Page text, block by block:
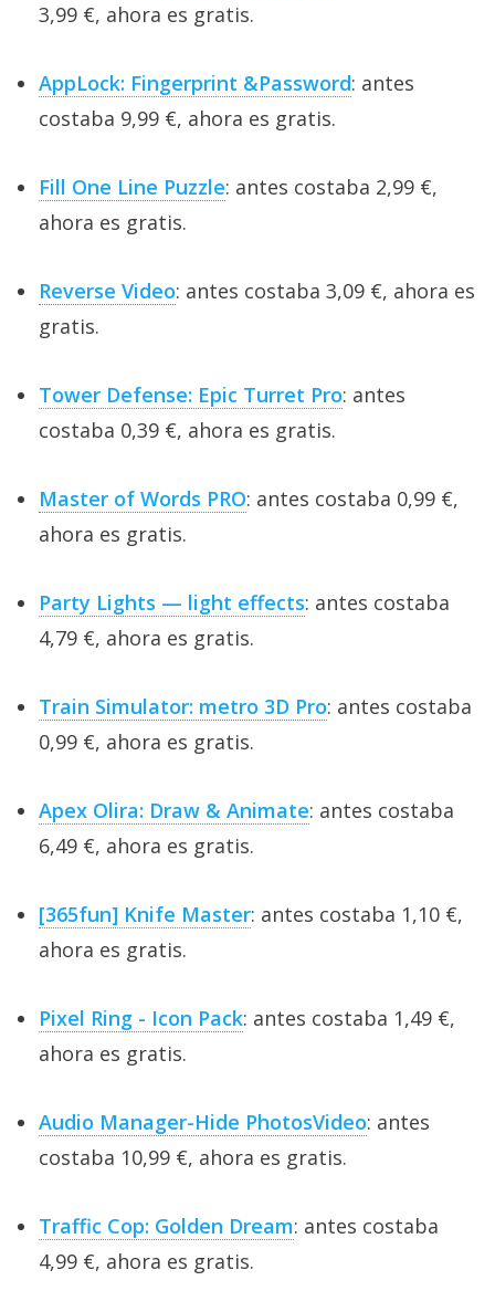
3,99 €, ahora es gratis.
AppLock: Fingerprint &Password: antes
costaba 9,99 €, ahora es gratis.
Fill One Line Puzzle: antes costaba 2,99 €,
ahora es gratis.
Reverse Video: antes costaba 3,09 €, ahora es
gratis.
Tower Defense: Epic Turret Pro: antes
costaba 0,39 €, ahora es gratis.
Master of Words PRO: antes costaba 0,99 €,
ahora es gratis.
Party Lights — light effects: antes costaba
4,79 €, ahora es gratis.
Train Simulator: metro 3D Pro: antes costaba
0,99 €, ahora es gratis.
Apex Olira: Draw & Animate: antes costaba
6,49 €, ahora es gratis.
[365fun] Knife Master: antes costaba 1,10 €,
ahora es gratis.
Pixel Ring - Icon Pack: antes costaba 1,49 €,
ahora es gratis.
Audio Manager-Hide PhotosVideo: antes
costaba 10,99 €, ahora es gratis.
Traffic Cop: Golden Dream: antes costaba
4,99 €, ahora es gratis.